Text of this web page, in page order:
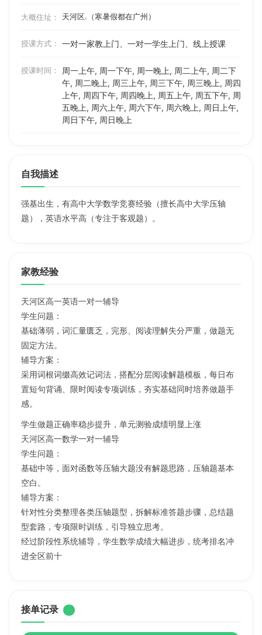
大概住址： 天河区.（寒暑假都在广州）
授课方式： 一对一家教上门、一对一学生上门、线上授课
授课时间：
周一上午, 周一下午, 周一晚上, 周二上午, 周二下
午, 周二晚上, 周三上午, 周三下午, 周三晚上, 周四
上午, 周四下午, 周四晚上, 周五上午, 周五下午, 周
五晚上, 周六上午, 周六下午, 周六晚上, 周日上午,
周日下午, 周日晚上
自我描述
强基出生，有高中大学数学竞赛经验（擅长高中大学压轴
题），英语水平高（专注于客观题）。
家教经验
天河区高一英语一对一辅导
学生问题：
基础薄弱，词汇量匮乏，完形、阅读理解失分严重，做题无
固定方法。
辅导方案：
采用词根词缀高效记词法，搭配分层阅读解题模板，每日布
置短句背诵、限时阅读专项训练，夯实基础同时培养做题手
感。
学生做题正确率稳步提升，单元测验成绩明显上涨
天河区高一数学一对一辅导
学生问题：
基础中等，面对函数等压轴大题没有解题思路，压轴题基本
空白。
辅导方案：
针对性分类整理各类压轴题型，拆解标准答题步骤，总结题
型套路，专项限时训练，引导独立思考。
经过阶段性系统辅导，学生数学成绩大幅进步，统考排名冲
进全区前十
接单记录